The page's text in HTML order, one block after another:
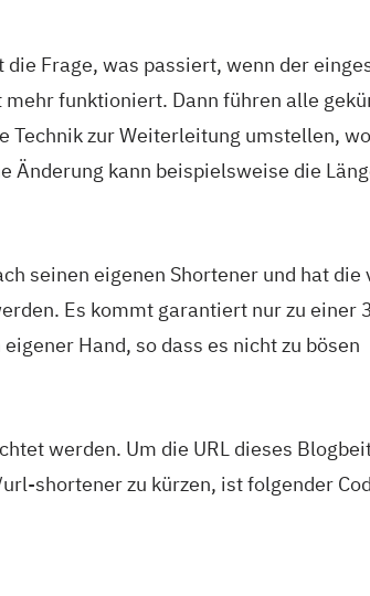
Frage, was passiert, wenn der
funktioniert. Dann führen alle
Technik zur Weiterleitung umstellen,
Änderung kann beispielsweise die
seinen eigenen Shortener und hat die
Es kommt garantiert nur zu einer
Hand, so dass es nicht zu bösen
werden. Um die URL dieses
shortener zu kürzen, ist folgender